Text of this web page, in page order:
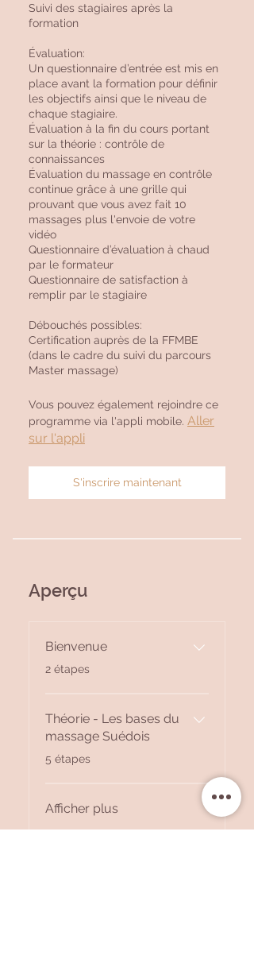
Suivi des stagiaires après la
formation
Évaluation:
Un questionnaire d’entrée est mis en
place avant la formation pour définir
les objectifs ainsi que le niveau de
chaque stagiaire.
Évaluation à la fin du cours portant
sur la théorie : contrôle de
connaissances
Évaluation du massage en contrôle
continue grâce à une grille qui
prouvant que vous avez fait 10
massages plus l'envoie de votre
vidéo
Questionnaire d’évaluation à chaud
par le formateur
Questionnaire de satisfaction à
remplir par le stagiaire
Débouchés possibles:
Certification auprès de la FFMBE
(dans le cadre du suivi du parcours
Vous pouvez également rejoindre ce
programme via l'appli mobile. Aller
sur l'appli
S'inscrire maintenant
Aperçu
Bienvenue
.2 étapes
Théorie - Les bases du
massage Suédois
.5 étapes
Afficher plus